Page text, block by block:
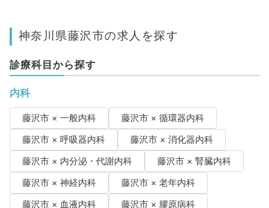
神奈川県藤沢市の求人を探す
診療科目から探す
内科
藤沢市 × 一般内科
藤沢市 × 循環器内科
藤沢市 × 呼吸器内科
藤沢市 × 消化器内科
藤沢市 × 内分泌・代謝内科
藤沢市 × 腎臓内科
藤沢市 × 神経内科
藤沢市 × 老年内科
藤沢市 × 血液内科
藤沢市 × 膠原病科